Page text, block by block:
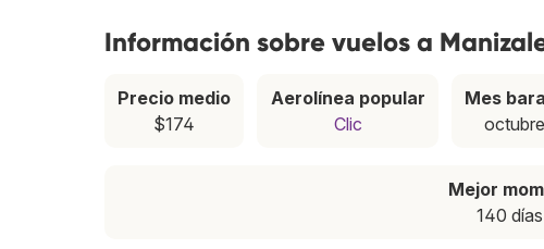
Información sobre vuelos a
Precio medio
$174
Aerolínea popular
Clic
Mes
octubre
Mejor
140